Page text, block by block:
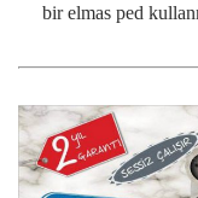
bir elmas ped